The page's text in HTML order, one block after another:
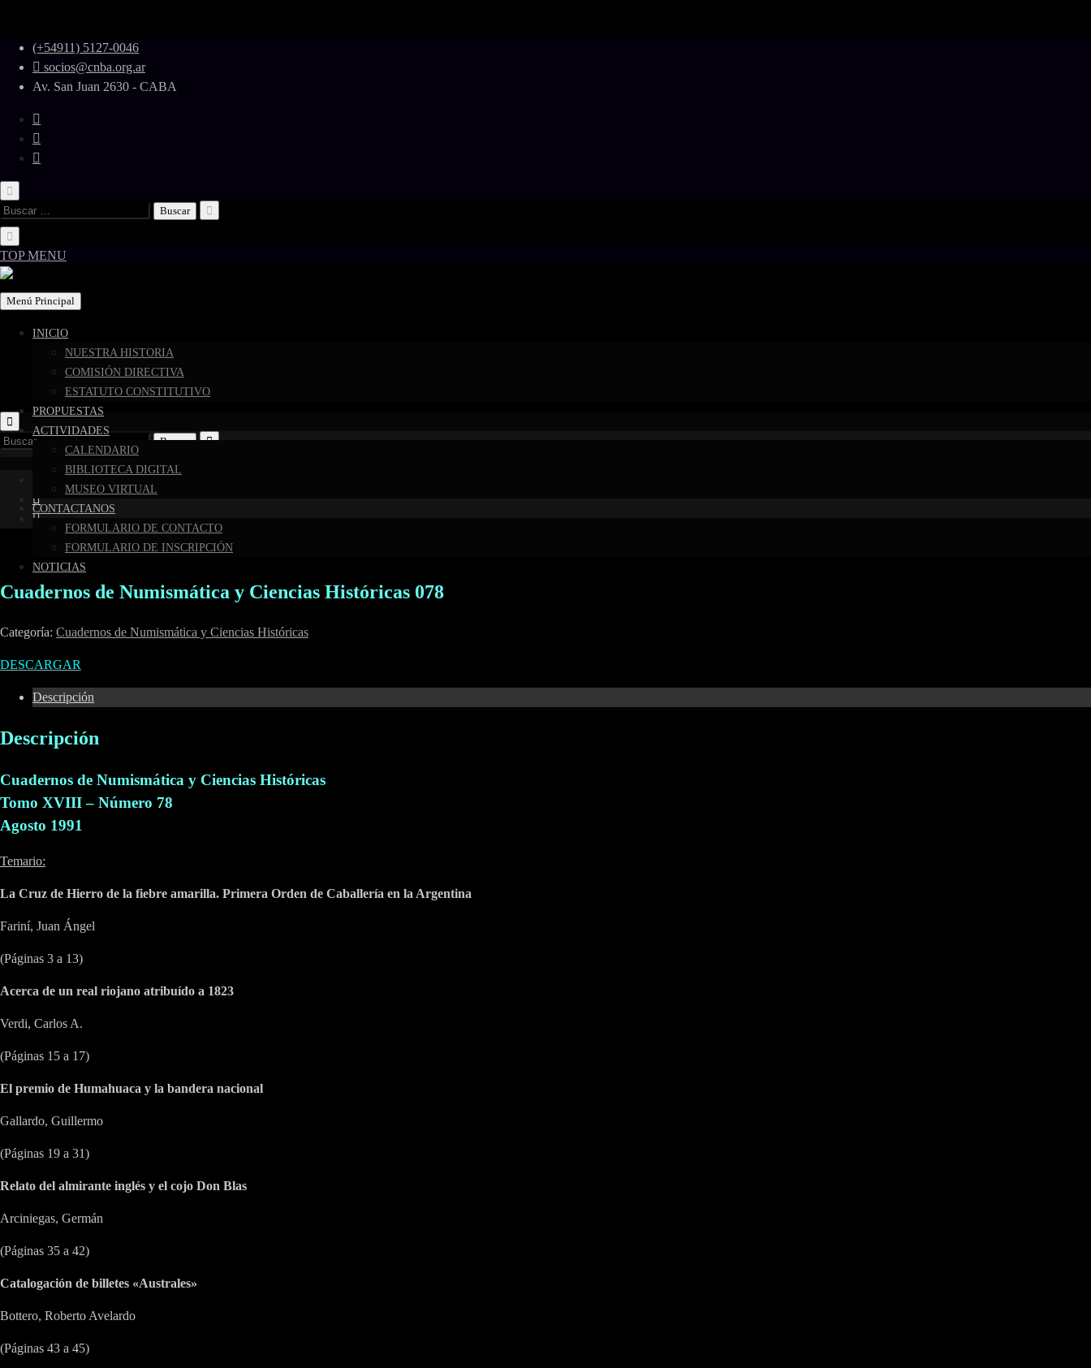
Skip
content
(+54911) 5127-0046
socios@cnba.org.ar
Av. San Juan 2630 - CABA
Buscar:
TOP MENU
Menú Principal
INICIO
NUESTRA HISTORIA
COMISIÓN DIRECTIVA
ESTATUTO CONSTITUTIVO
PROPUESTAS
ACTIVIDADES
CALENDARIO
BIBLIOTECA DIGITAL
MUSEO VIRTUAL
CONTACTANOS
FORMULARIO DE CONTACTO
FORMULARIO DE INSCRIPCIÓN
NOTICIAS
Buscar:
Cuadernos de Numismática y Ciencias Históricas 078
Categoría: Cuadernos de Numismática y Ciencias Históricas
DESCARGAR
Descripción
Descripción
Cuadernos de Numismática y Ciencias Históricas
Tomo XVIII – Número 78
Agosto 1991
Temario:
La Cruz de Hierro de la fiebre amarilla. Primera Orden de Caballería en la Argentina
Fariní, Juan Ángel
(Páginas 3 a 13)
Acerca de un real riojano atribuído a 1823
Verdi, Carlos A.
(Páginas 15 a 17)
El premio de Humahuaca y la bandera nacional
Gallardo, Guillermo
(Páginas 19 a 31)
Relato del almirante inglés y el cojo Don Blas
Arciniegas, Germán
(Páginas 35 a 42)
Catalogación de billetes «Australes»
Bottero, Roberto Avelardo
(Páginas 43 a 45)